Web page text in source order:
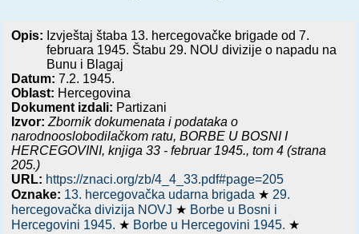
Opis: Izvještaj štaba 13. hercegovačke brigade od 7.
februara 1945. Štabu 29. NOU divizije o napadu na
Bunu i Blagaj
Datum:7.2. 1945.
Oblast: Hercegovina
Dokument izdali: Partizani
Izvor: Zbornik dokumenata i podataka o
narodnooslobodilačkom ratu,BORBE U BOSNI I
HERCEGOVINI, knjiga 33 - februar 1945., tom 4 (strana
205.)
URL: https://znaci.org/zb/4_4_33.pdf#page=205
Oznake: 13. hercegovačka udarna brigada ★ 29.
hercegovačka divizija NOVJ ★ Borbe u Bosni i
Hercegovini 1945. ★ Borbe u Hercegovini 1945. ★